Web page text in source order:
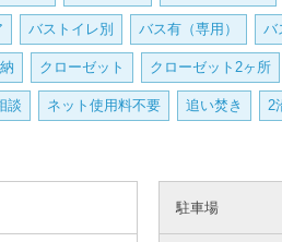
バストイレ別 バス有（専用） バ
クローゼット クローゼット2ヶ所
談 ネット使用料不要 追い焚き 2
駐車場